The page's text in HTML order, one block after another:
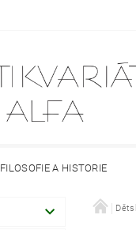
FILOSOFIE A HISTORIE
O NÁKUPU